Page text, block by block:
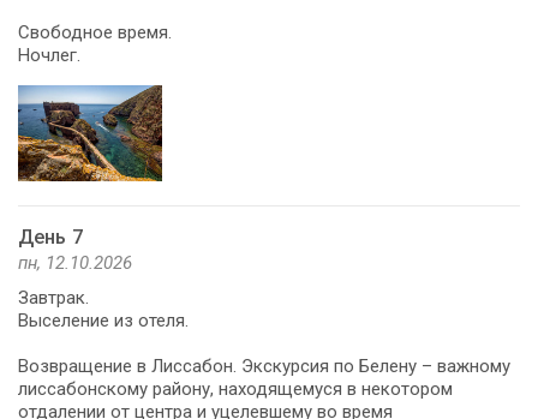
Свободное время.
Ночлег.
День 7
пн, 12.10.2026
Завтрак.
Выселение из отеля.
Возвращение в Лиссабон. Экскурсия по Белену – важному
лиссабонскому району, находящемуся в некотором
отдалении от центра и уцелевшему во время